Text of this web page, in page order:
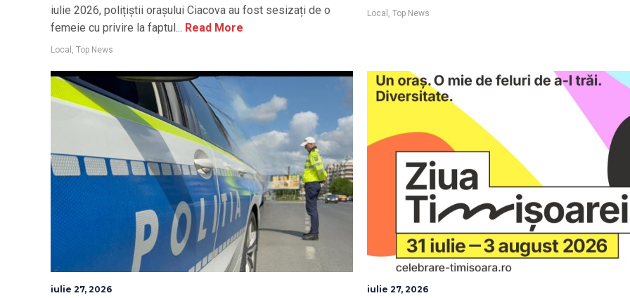
iulie 2026, polițiștii orașului Ciacova au fost sesizați de o
femeie cu privire la faptul... Read More
Local Top News
Local Top News
iulie 27, 2026 iulie 27, 2026